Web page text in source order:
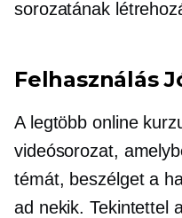
sorozatának
Felhasználás
A legtöbb online
videósorozat,
témát, beszélget a
ad nekik. Tekintettel